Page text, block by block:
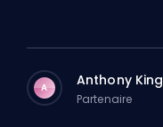
A Anthony King
Partenaire